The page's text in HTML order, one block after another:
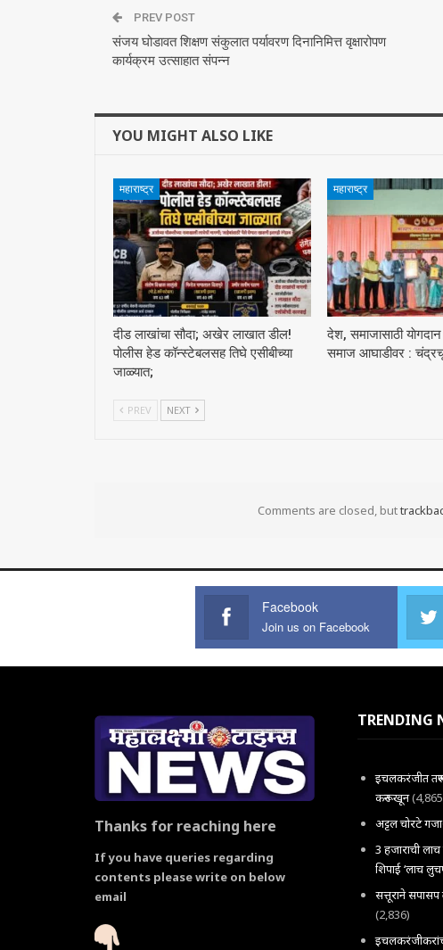
PREV POST
संजय घोडावत शिक्षण संकुलात पर्यावरण दिनानिमित्त वृक्षारोपण
कार्यक्रम उत्साहात संपन्न
YOU MIGHT ALSO LIKE
महाराष्ट्र
दीड लाखांचा सौदा; अखेर लाखात डील!
पोलीस हेड कॉन्स्टेबलसह तिघे एसीबीच्या
जाळ्यात;
महाराष्ट्र
देश, समाजासाठी याेगदान
समाज आघाडीवर :
PREV NEXT
Comments are closed, but
Facebook
Join us on Facebook
Thanks for reaching here
If you have queries regarding
contents please write on below
email
TRENDING
इचलकरंजीत
करून खून
अट्टल चोरटे
3 हजाराची लाच
शिपाई ‘लाच
सत्तूराने सपासप
(2,836)